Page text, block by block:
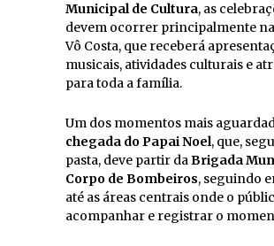
Municipal de Cultura, as
devem ocorrer principalmente na
Vô Costa, que receberá
musicais, atividades culturais e
para toda a família.
Um dos momentos mais
chegada do Papai Noel, que,
pasta, deve partir daBrigada
Corpo de Bombeiros, seguindo
até as áreas centrais onde o
acompanhar e registrar o